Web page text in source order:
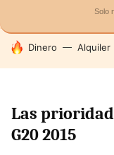
HOY SE HABLA DE
Dinero Alquiler
Las
G20 2015
Solo